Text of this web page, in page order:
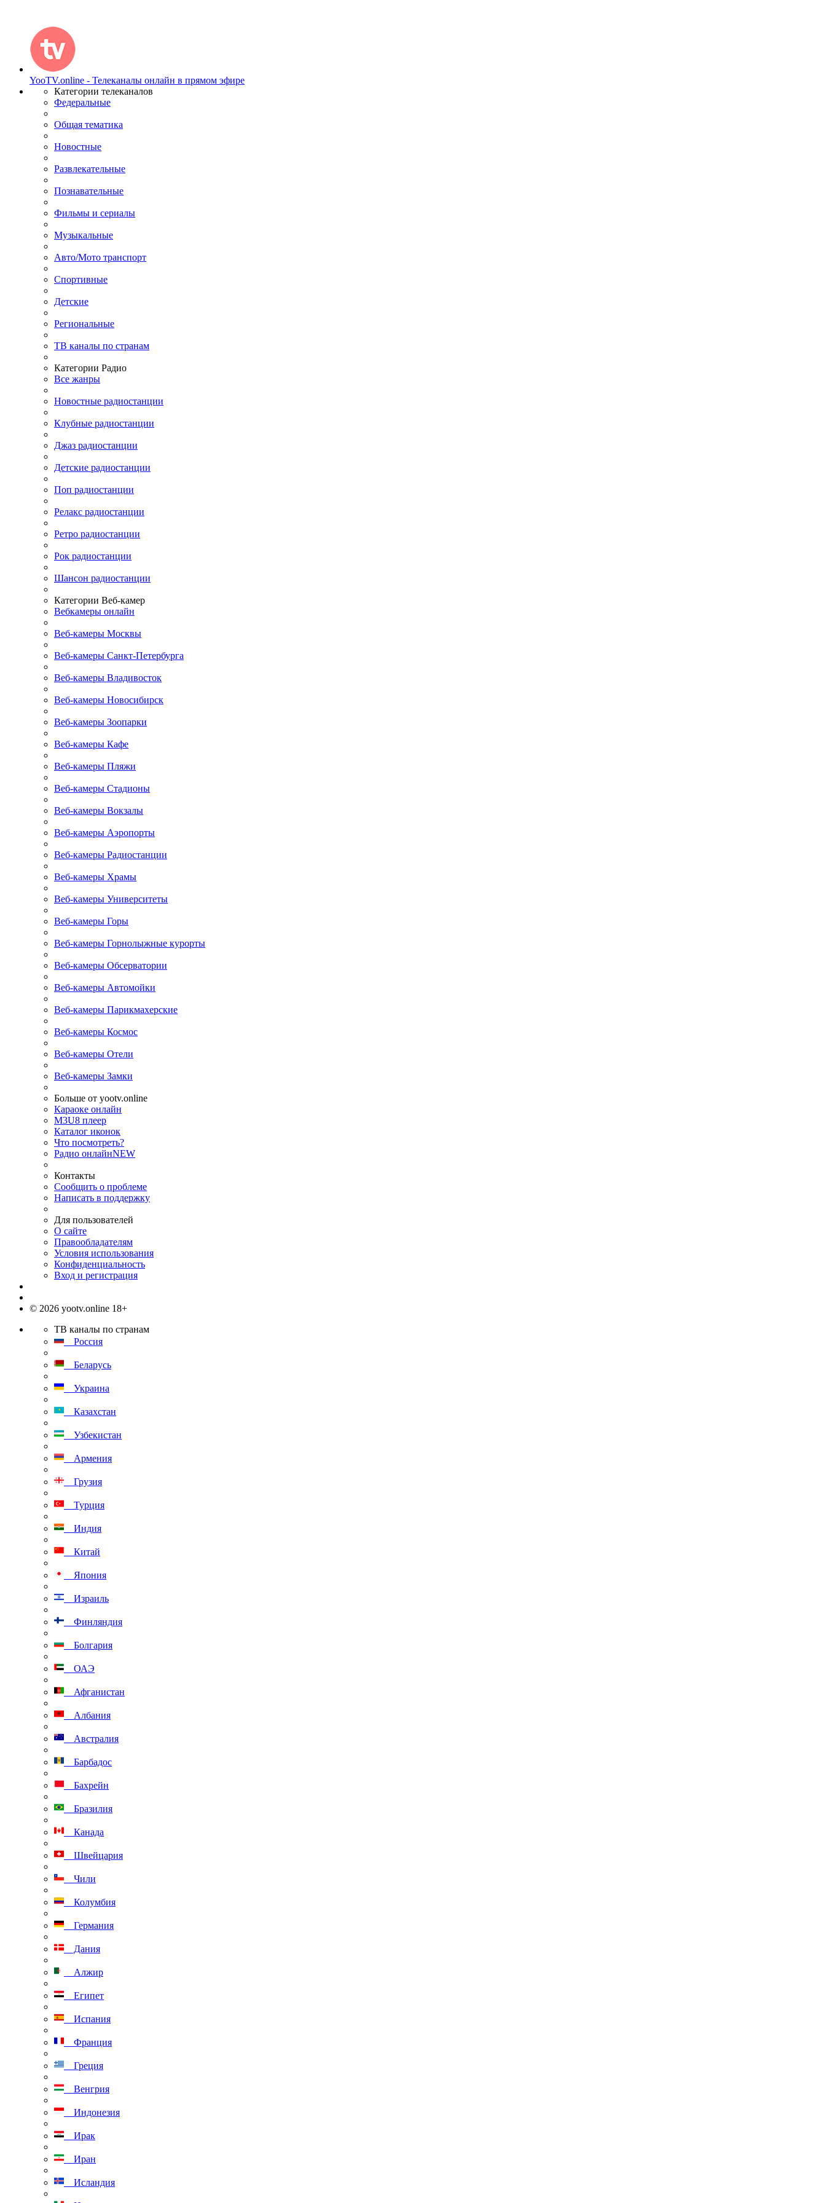
YooTV.online - Телеканалы онлайн в прямом эфире
Категории телеканалов
Федеральные
Общая тематика
Новостные
Развлекательные
Познавательные
Фильмы и сериалы
Музыкальные
Авто/Мото транспорт
Спортивные
Детские
Региональные
ТВ каналы по странам
Категории Радио
Все жанры
Новостные радиостанции
Клубные радиостанции
Джаз радиостанции
Детские радиостанции
Поп радиостанции
Релакс радиостанции
Ретро радиостанции
Рок радиостанции
Шансон радиостанции
Категории Веб-камер
Вебкамеры онлайн
Веб-камеры Москвы
Веб-камеры Санкт-Петербурга
Веб-камеры Владивосток
Веб-камеры Новосибирск
Веб-камеры Зоопарки
Веб-камеры Кафе
Веб-камеры Пляжи
Веб-камеры Стадионы
Веб-камеры Вокзалы
Веб-камеры Аэропорты
Веб-камеры Радиостанции
Веб-камеры Храмы
Веб-камеры Университеты
Веб-камеры Горы
Веб-камеры Горнолыжные курорты
Веб-камеры Обсерватории
Веб-камеры Автомойки
Веб-камеры Парикмахерские
Веб-камеры Космос
Веб-камеры Отели
Веб-камеры Замки
Больше от yootv.online
Караоке онлайн
M3U8 плеер
Каталог иконок
Что посмотреть?
Радио онлайнNEW
Контакты
Сообщить о проблеме
Написать в поддержку
Для пользователей
О сайте
Правообладателям
Условия использования
Конфиденциальность
Вход и регистрация
© 2026 yootv.online 18+
ТВ каналы по странам
Россия
Беларусь
Украина
Казахстан
Узбекистан
Армения
Грузия
Турция
Индия
Китай
Япония
Израиль
Финляндия
Болгария
ОАЭ
Афганистан
Албания
Австралия
Барбадос
Бахрейн
Бразилия
Канада
Швейцария
Чили
Колумбия
Германия
Дания
Алжир
Египет
Испания
Франция
Греция
Венгрия
Индонезия
Ирак
Иран
Исландия